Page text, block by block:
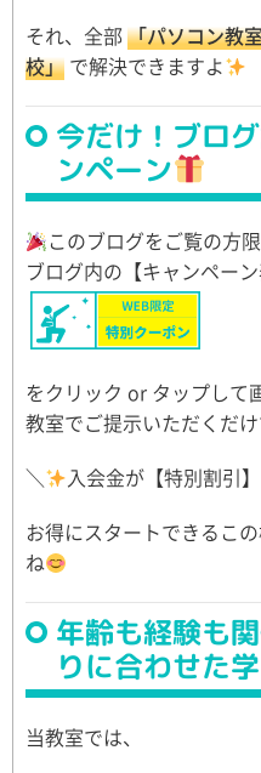
それ、全部 「パソコン教
校」 で解決できますよ
今だけ！ブロ
ンペーン
このブログをご覧の方限
ブログ内の【キャンペーン
をクリック or タップして
教室でご提示いただくだ
＼
入会金が【特別割引】
お得にスタートできるこ
ね
年齢も経験も
りに合わせた
当教室では、